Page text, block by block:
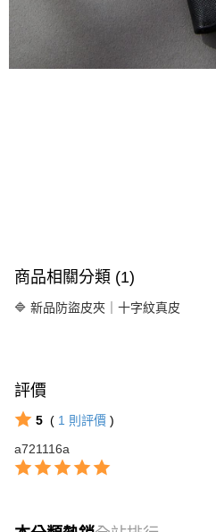
商品相關分類 (1)
🔷 新品防盜皮夾｜十字紋真皮
評價
5 ( 1 則評價 )
a721116a